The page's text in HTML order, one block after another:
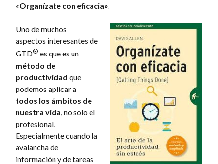
«Organízate con eficacia».
Uno de muchos
aspectos interesantes de
GTD® es que es un
método de
productividad que
podemos aplicar a
todos los ámbitos de
nuestra vida , no solo el
profesional.
Especialmente cuando la
avalancha de
información y de tareas